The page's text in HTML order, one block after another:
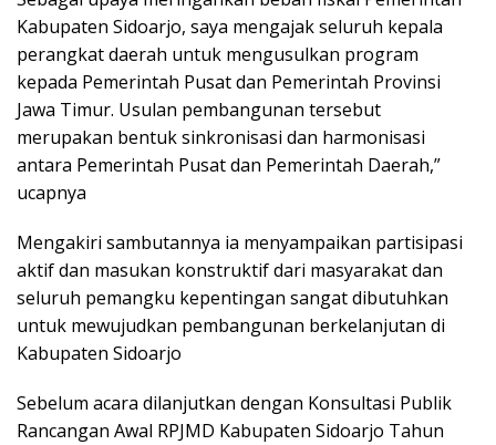
Kabupaten Sidoarjo, saya mengajak seluruh kepala
perangkat daerah untuk mengusulkan program
kepada Pemerintah Pusat dan Pemerintah Provinsi
Jawa Timur. Usulan pembangunan tersebut
merupakan bentuk sinkronisasi dan harmonisasi
antara Pemerintah Pusat dan Pemerintah Daerah,”
ucapnya
Mengakiri sambutannya ia menyampaikan partisipasi
aktif dan masukan konstruktif dari masyarakat dan
seluruh pemangku kepentingan sangat dibutuhkan
untuk mewujudkan pembangunan berkelanjutan di
Kabupaten Sidoarjo
Sebelum acara dilanjutkan dengan Konsultasi Publik
Rancangan Awal RPJMD Kabupaten Sidoarjo Tahun